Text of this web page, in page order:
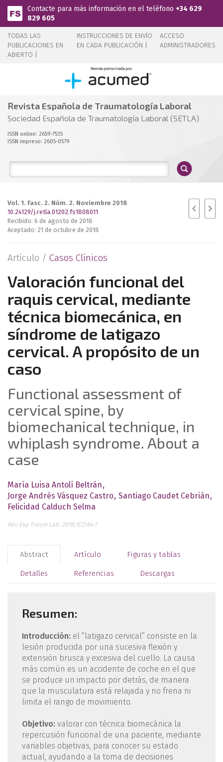
Pasar al contenido principal
Contacte para más información en el teléfono +34 629
829 605
TODAS LAS
PUBLICACIONES EN
ABIERTO |
INSTRUCCIONES DE ENVÍO
EN CADA PUBLICACIÓN |
ACCESO
ADMINISTRADORES
Revista Española de Traumatología Laboral
Sociedad Española de Traumatología Laboral (SETLA)
ISSN online: 2659-7535
ISSN impreso: 2605-0579
Vol. 1. Fasc. 2. Núm. 2. Noviembre 2018
10.24129/j.retla.01202.fs1808011
Recibido: 6 de agosto de 2018
Aceptado: 21 de octubre de 2018
Artículo / Casos Clínicos
Valoración funcional del
raquis cervical, mediante
técnica biomecánica, en
síndrome de latigazo
cervical. A propósito de un
caso
Functional assessment of
cervical spine, by
biomechanical technique, in
whiplash syndrome. About a
case
María Luisa Antolí Beltrán
Jorge Andrés Vásquez Castro Santiago Caudet Cebrián
Felicidad Calduch Selma
Rev Esp Traum Lab. 2018;1(2):64-7
Abstract Artículo Figuras y tablas
Detalles Referencias Descargas
Resumen:
Introducción: el “latigazo cervical” consiste en la
lesión producida por una sucesiva flexión y
extensión brusca y excesiva del cuello. La causa
más común es un accidente de coche en el que
se produce un impacto por detrás, de manera
que la musculatura está relajada y no frena ni
limita el rango de movimiento.
Objetivo: valorar con técnica biomecánica la
repercusión funcional de una paciente, mediante
variables objetivas, para conocer su estado
actual, ayudando a la toma de decisiones